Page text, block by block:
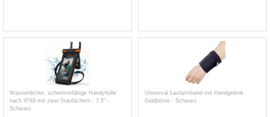
Wasserdichte, schwimmfähige Handyhülle
nach IPX8 mit zwei Staufächern - 7.5" -
Schwarz
Universal Laufarmband mit Handgelenk
Geldbörse - Schwarz